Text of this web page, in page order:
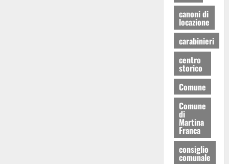
canoni di
locazione
carabinieri
centro
storico
Comune
Comune
di
Martina
Franca
consiglio
comunale